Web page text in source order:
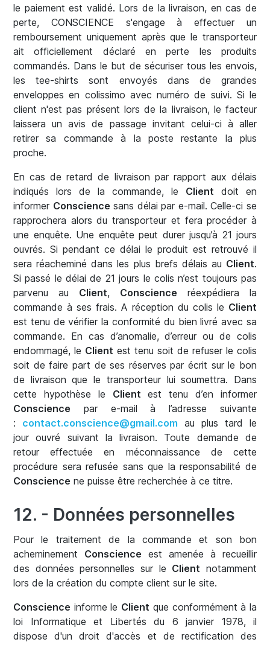
le paiement est validé. Lors de la livraison, en cas de
perte, CONSCIENCE s'engage à effectuer un
remboursement uniquement après que le transporteur
ait officiellement déclaré en perte les produits
commandés. Dans le but de sécuriser tous les envois,
les tee-shirts sont envoyés dans de grandes
enveloppes en colissimo avec numéro de suivi. Si le
client n'est pas présent lors de la livraison, le facteur
laissera un avis de passage invitant celui-ci à aller
retirer sa commande à la poste restante la plus
proche.
En cas de retard de livraison par rapport aux délais
indiqués lors de la commande, le Client doit en
informer Conscience sans délai par e-mail. Celle-ci se
rapprochera alors du transporteur et fera procéder à
une enquête. Une enquête peut durer jusqu’à 21 jours
ouvrés. Si pendant ce délai le produit est retrouvé il
sera réacheminé dans les plus brefs délais au Client.
Si passé le délai de 21 jours le colis n’est toujours pas
parvenu au Client, Conscience réexpédiera la
commande à ses frais. A réception du colis le Client
est tenu de vérifier la conformité du bien livré avec sa
commande. En cas d’anomalie, d’erreur ou de colis
endommagé, le Client est tenu soit de refuser le colis
soit de faire part de ses réserves par écrit sur le bon
de livraison que le transporteur lui soumettra. Dans
cette hypothèse le Client est tenu d’en informer
Conscience par e-mail à l’adresse suivante
: contact.conscience@gmail.com au plus tard le
jour ouvré suivant la livraison. Toute demande de
retour effectuée en méconnaissance de cette
procédure sera refusée sans que la responsabilité de
Conscience ne puisse être recherchée à ce titre.
12. - Données personnelles
Pour le traitement de la commande et son bon
acheminement Conscience est amenée à recueillir
des données personnelles sur le Client notamment
lors de la création du compte client sur le site.
Conscience informe le Client que conformément à la
loi Informatique et Libertés du 6 janvier 1978, il
dispose d'un droit d'accès et de rectification des